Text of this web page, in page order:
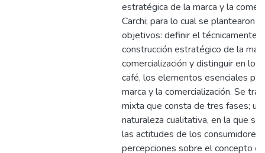
estratégica de la marca y la
Carchi; para lo cual se plantearon
objetivos: definir el técnicamente
construcción estratégico de la
comercialización y distinguir en los
café, los elementos esenciales
marca y la comercialización. Se
mixta que consta de tres fases;
naturaleza cualitativa, en la que
las actitudes de los consumidores
percepciones sobre el concepto